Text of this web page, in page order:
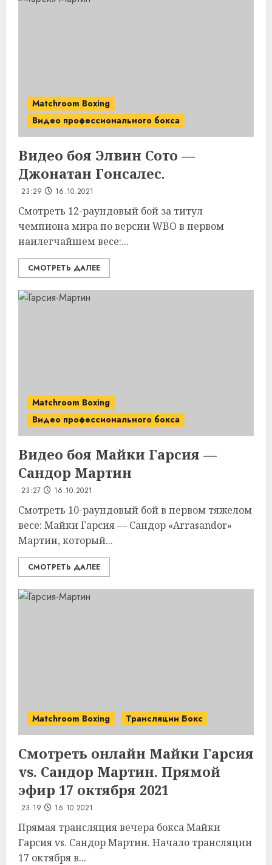
Matchroom Boxing
Видео профессионального бокса
Видео боя Элвин Сото —
Джонатан Гонсалес.
23:29 16.10.2021
Смотреть 12-раундовый бой за титул
чемпиона мира по версии WBO в первом
наилегчайшем весе:...
СМОТРЕТЬ ДАЛЕЕ
Matchroom Boxing
Видео профессионального бокса
Видео боя Майки Гарсия —
Сандор Мартин
23:27 16.10.2021
Смотреть 10-раундовый бой в первом тяжелом
весе: Майки Гарсия — Сандор «Arrasandor»
Мартин, который...
СМОТРЕТЬ ДАЛЕЕ
Matchroom Boxing Трансляции Бокс
Смотреть онлайн Майки Гарсия
vs. Сандор Мартин. Прямой
эфир 17 октября 2021
23:19 16.10.2021
Прямая трансляция вечера бокса Майки
Гарсия vs. Сандор Мартин. Начало трансляции
17 октября в...